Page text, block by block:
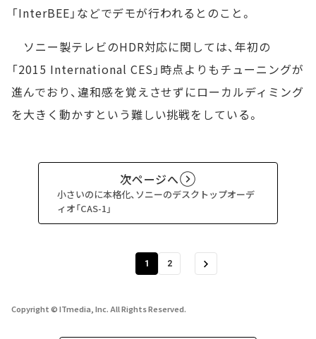
「InterBEE」などでデモが行われるとのこと。
ソニー製テレビのHDR対応に関しては、年初の
「2015 International CES」時点よりもチューニングが
進んでおり、違和感を覚えさせずにローカルディミング
を大きく動かすという難しい挑戦をしている。
次ページへ
小さいのに本格化、ソニーのデスクトップオーデ
ィオ「CAS-1」
1 2
Copyright © ITmedia, Inc. All Rights Reserved.